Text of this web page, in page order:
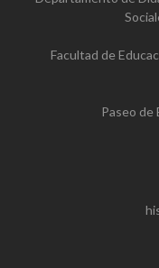
Facultad de
Paseo de